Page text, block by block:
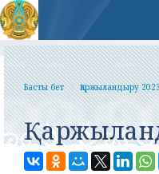
Басты бет Қаржыландыру